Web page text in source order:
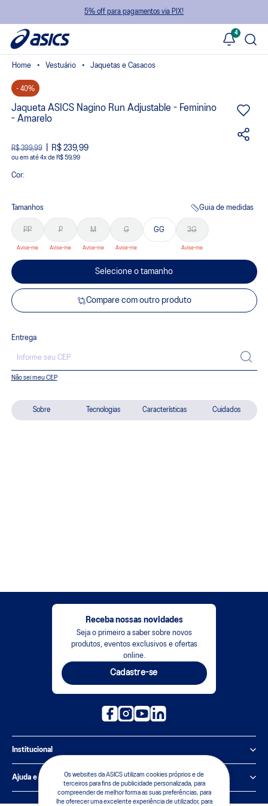
5% off para pagamentos via PIX!
4
Os websites da ASICS utilizam cookies próprios e de
terceiros para fins de publicidade personalizada, para
compreender de melhor forma as suas preferências, para
lhe oferecer uma excelente experiência de utilizador, para
Sobre Tecnologias Características Cuidados
Vestuário Jaquetas e Casacos
- 40%
Jaqueta ASICS Nagino Run Adjustable - Feminino
- Amarelo
R$ 399,99 R$ 239,99
ou 4xde R$ 59,99
Cor:
Tamanhos Guia de medidas
PP P M G GG 3G
Selecione o tamanho
Compare com outro produto
Entrega
Não sei meu CEP
Receba nossas novidades
Seja o primeiro a saber sobre novos
produtos, eventos exclusivos e ofertas
online.
Cadastre-se
Institucional
Política de Privacidade
Sobre a ASICS
Ajuda e suporte
Central de Relacionamento